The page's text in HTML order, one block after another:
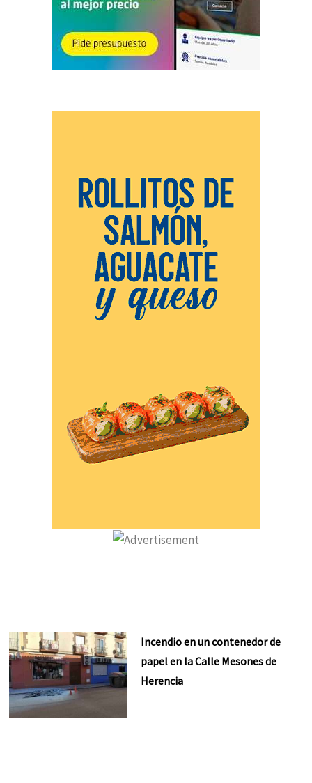
Incendio en un contenedor de
papel en la Calle Mesones de
Herencia